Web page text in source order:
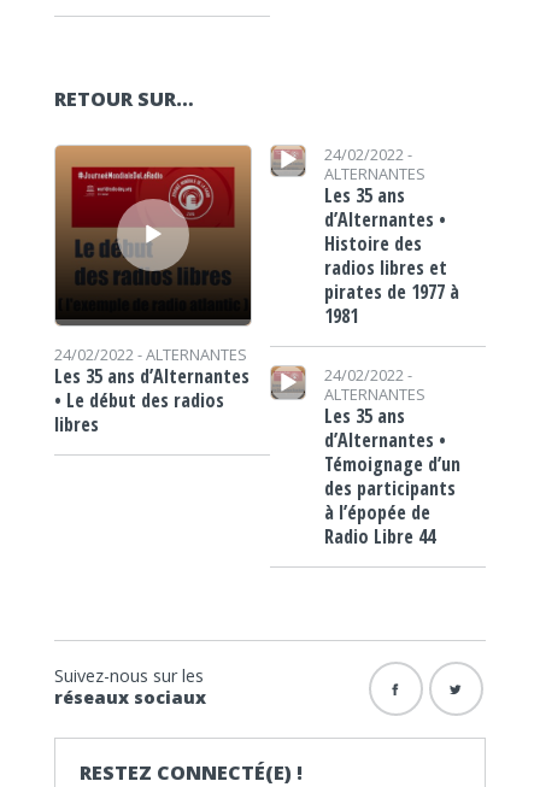
RETOUR SUR…
Lecteur audio
24/02/2022 -ALTERNANTES
Les 35 ans d’Alternantes
• Le début des radios
libres
Lecteur audio
24/02/2022 -
ALTERNANTES
Les 35 ans
d’Alternantes •
Histoire des
radios libres et
pirates de 1977 à
1981
Lecteur audio
24/02/2022 -
ALTERNANTES
Les 35 ans
d’Alternantes •
Témoignage d’un
des participants
à l’épopée de
Radio Libre 44
Suivez-nous sur les
réseaux sociaux
RESTEZ CONNECTÉ(E) !